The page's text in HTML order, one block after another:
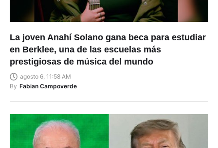
La joven Anahí Solano gana beca para estudiar
en Berklee, una de las escuelas más
prestigiosas de música del mundo
agosto 6, 11:58 AM
By Fabian Campoverde